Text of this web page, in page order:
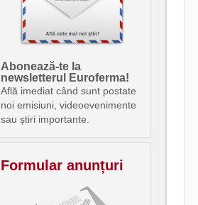
Abonează-te la
newsletterul Euroferma!
Află imediat când sunt postate
noi emisiuni, videoevenimente
sau știri importante.
Formular anunțuri